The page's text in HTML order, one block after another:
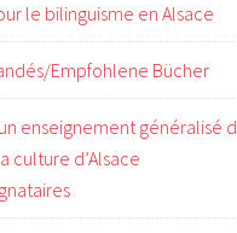
le bilinguisme en Alsace
Empfohlene Bücher
enseignement généralisé
culture d’Alsace